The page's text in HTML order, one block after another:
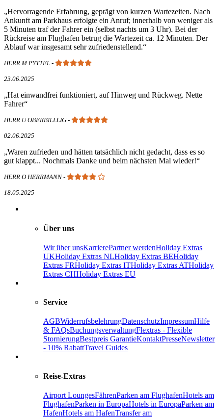
Hervorragende Erfahrung, geprägt von kurzen Wartezeiten. Nach
Ankunft am Parkhaus erfolgte ein Anruf; innerhalb von weniger als
5 Minuten traf der Fahrer ein (selbst nachts um 3 Uhr). Bei der
Rückreise am Flughafen betrug die Wartezeit ca. 12 Minuten. Der
Ablauf war insgesamt sehr zufriedenstellend.
HERR M PYTTEL -
23.06.2025
Hat einwandfrei funktioniert, auf Hinweg und Rückweg. Nette
Fahrer
HERR U OBERBILLLIG -
02.06.2025
Waren zufrieden und hätten tatsächlich nicht gedacht, dass es so
gut klappt... Nochmals Danke und beim nächsten Mal wieder!
HERR O HERRMANN -
18.05.2025
Über uns
Wir über unsKarrierePartner werdenHoliday Extras
UKHoliday Extras NLHoliday Extras BEHoliday
Extras FRHoliday Extras ITHoliday Extras ATHoliday
Extras CHHoliday Extras EU
Service
AGBWiderrufsbelehrungDatenschutzImpressumHilfe
& FAQsBuchungsverwaltungFlextras - Flexible
StornierungBestpreis GarantieKontaktPresseNewsletter
- 10% RabattTravel Guides
Reise-Extras
Airport LoungesFährenParken am FlughafenHotels am
FlughafenParken in EuropaHotels in EuropaParken am
HafenHotels am HafenTransfer am